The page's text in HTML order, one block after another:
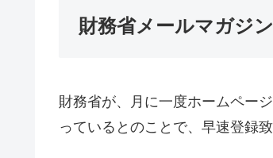
財務省メールマガジ
財務省が、月に一度ホームペー
っているとのことで、早速登録致